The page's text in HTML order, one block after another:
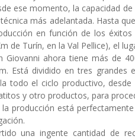
ese momento, la capacidad
más adelantada. Hasta
en función de los
de Turín, en la Val Pellice), el
Giovanni ahora tiene más de
Está dividido en tres
todo el ciclo productivo,
y otro productos, para
producción está
una ingente cantidad de